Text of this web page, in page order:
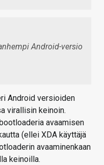
Android-versio
Android versioiden
virallisin keinoin.
avaamisen
(ellei XDA käyttäjä
avaaminenkaan
keinoilla.